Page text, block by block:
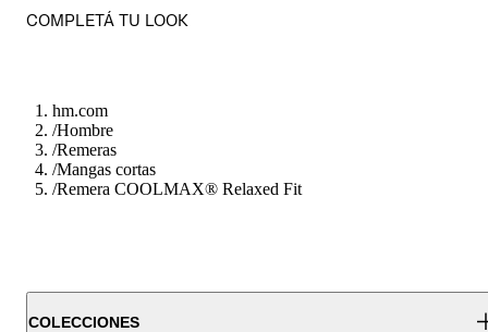
COMPLETÁ TU LOOK
hm.com
/Hombre
/Remeras
/Mangas cortas
/Remera COOLMAX® Relaxed Fit
COLECCIONES